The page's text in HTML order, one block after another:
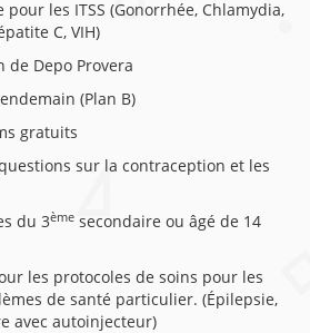
les ITSS (Gonorrhée, Chlamydia,
C, VIH)
de Depo Provera
(Plan B)
gratuits
sur la contraception et les
du 3ème secondaire ou âgé de 14
les protocoles de soins pour les
de santé particulier. (Épilepsie,
avec autoinjecteur)